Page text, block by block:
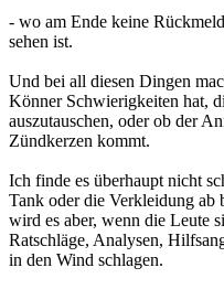
- wo am Ende keine
sehen ist.
Und bei all diesen Dingen
Könner Schwierigkeiten hat,
auszutauschen, oder ob der
Zündkerzen kommt.
Ich finde es überhaupt nicht
Tank oder die Verkleidung
wird es aber, wenn die Leute
Ratschläge, Analysen,
in den Wind schlagen.